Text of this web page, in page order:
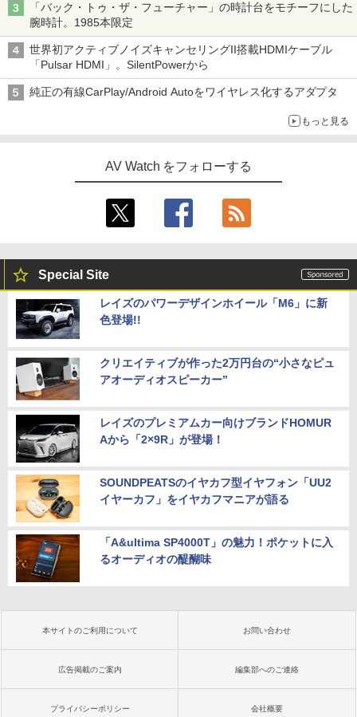
「バック・トゥ・ザ・フューチャー」の時計台をモチーフにした
腕時計。1985本限定
世界初アクティブノイズキャンセリングII搭載HDMIケーブル
「Pulsar HDMI」。SilentPowerから
純正の有線CarPlay/Android Autoをワイヤレス化するアダプタ
もっと見る
AV Watch をフォローする
Special Site
レイズのパワーデザインホイール「M6」に新
色登場!!
クリエイティブが作った2万円台の“小さなピュ
アオーディオスピーカー”
レイズのプレミアムカー向けブランドHOMUR
Aから「2×9R」が登場！
SOUNDPEATSのイヤカフ型イヤフォン「UU2
イヤーカフ」をイヤカフマニアが語る
「A&ultima SP4000T」の魅力！ポケットに入
るオーディオの醍醐味
本サイトのご利用について お問い合わせ
広告掲載のご案内 編集部へのご連絡
プライバシーポリシー 会社概要